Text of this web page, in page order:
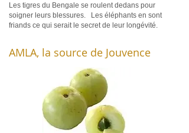
Les tigres du Bengale se roulent dedans pour
soigner leurs blessures. Les éléphants en sont
friands ce qui serait le secret de leur longévité.
AMLA, la source de Jouvence